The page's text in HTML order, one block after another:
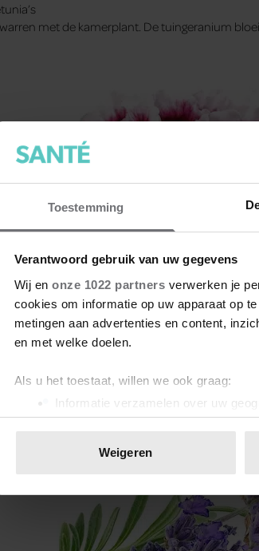
Toestemming
Verantwoord gebruik van uw gegevens
Wij en onze 1022 partners verwerken je
cookies om informatie op uw apparaat op
metingen aan advertenties en content,
en met welke doelen.
Als u het toestaat, willen we ook graag:
Informatie verzamelen over uw
Uw apparaat identificeren door het
toestemming op elk moment wijzigen of
We gebruiken cookies om content en
websiteverkeer te analyseren. Ook delen
media, adverteren en analyse. Deze
Weigeren
met de kamerplant. De tuingeranium
schoonheid trekt niet alleen ons aan, maar ook